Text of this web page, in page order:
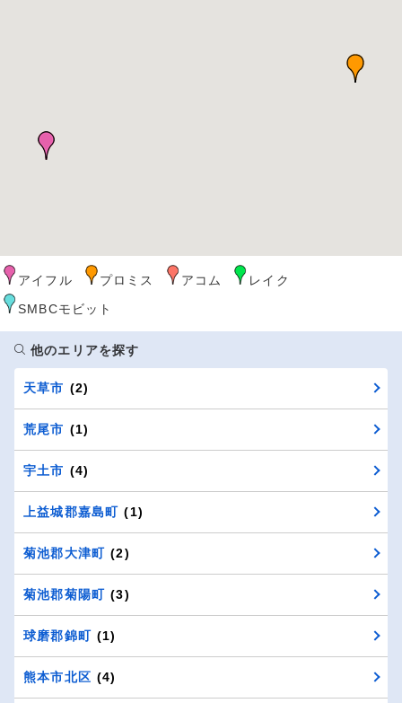
アイフル プロミス アコム
レイク
SMBCモビット
他のエリアを探す
天草市 (2)
荒尾市 (1)
宇土市 (4)
上益城郡嘉島町 (1)
菊池郡大津町 (2)
菊池郡菊陽町 (3)
球磨郡錦町 (1)
熊本市北区 (4)